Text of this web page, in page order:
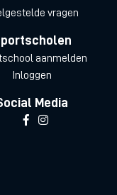
vragen
aanmelden
Inloggen
Media